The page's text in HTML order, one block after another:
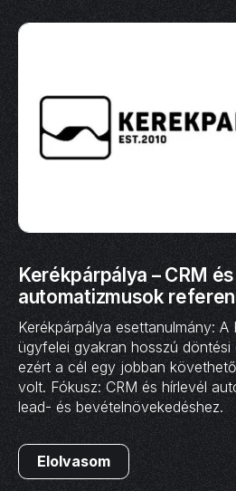
Kerékpárpálya – CRM
automatizmusok
Kerékpárpálya esettanulmány: A
ügyfelei gyakran hosszú döntési
ezért a cél egy jobban
volt. Fókusz: CRM és hírlevél
lead- és bevételnövekedéshez.
Elolvasom